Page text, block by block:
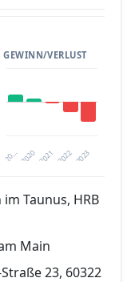
GEWINN/VERLUST
20… 2021 2023
2020 2022
Taunus, HRB
Main
23, 60322